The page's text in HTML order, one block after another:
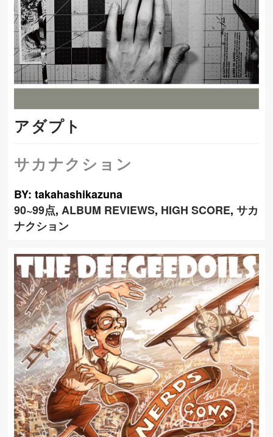
アダプト
サカナクション
BY: takahashikazuna
90~99点,ALBUM REVIEWS, HIGH SCORE,サカ
ナクション